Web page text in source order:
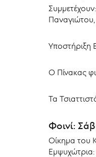
Υποστήριξη
Ο Πίνακας
Τα
Φοινί:
Οίκημα του